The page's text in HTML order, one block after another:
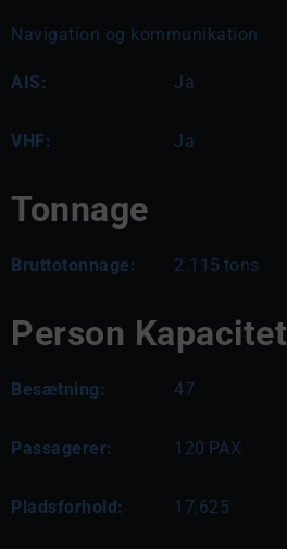
Navigation og kommunikation
AIS: Ja
VHF: Ja
Tonnage
Bruttotonnage: 2.115 tons
Person Kapacitet
Besætning: 47
Passagerer: 120 PAX
Pladsforhold: 17,625